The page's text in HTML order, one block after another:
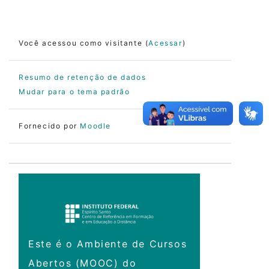
Você acessou como visitante (Acessar)
Resumo de retenção de dados
Mudar para o tema padrão
Fornecido por Moodle
Este é o Ambiente de Cursos
Abertos (MOOC) do